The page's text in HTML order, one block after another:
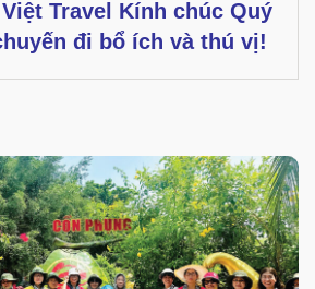
Travel Kính chúc Quý
đi bổ ích và thú vị!